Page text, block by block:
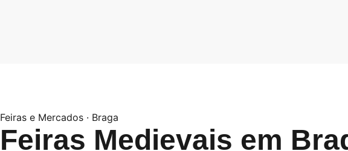
Feiras e Mercados · Braga
Feiras Medievais em